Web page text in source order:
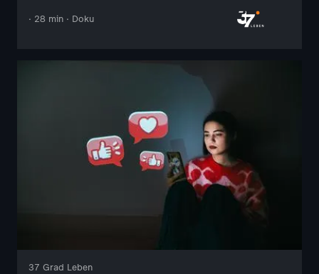
· 28 min · Doku
37 Grad Leben